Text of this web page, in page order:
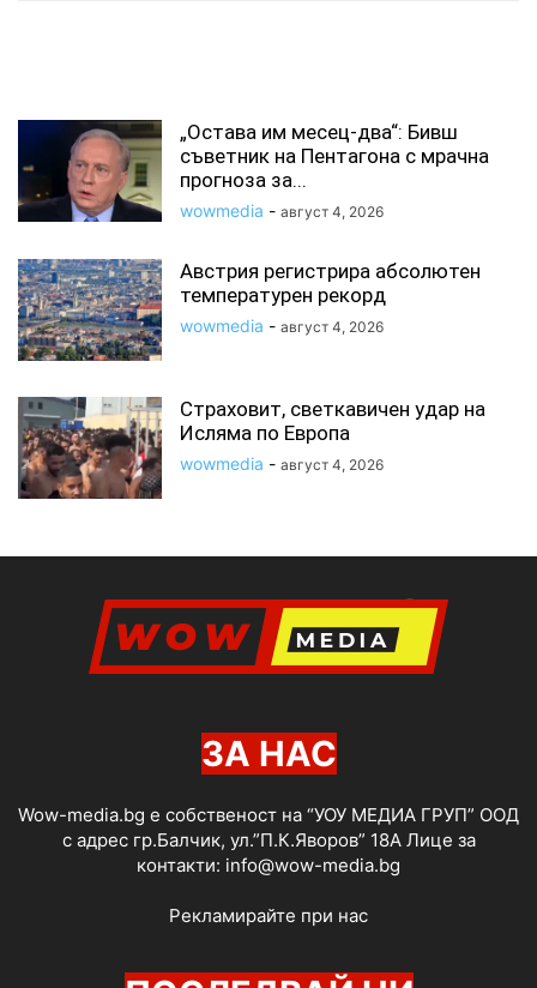
„Остава им месец-два“: Бивш
съветник на Пентагона с мрачна
прогноза за...
wowmedia - август 4, 2026
Австрия регистрира абсолютен
температурен рекорд
wowmedia - август 4, 2026
Страховит, светкавичен удар на
Исляма по Европа
wowmedia - август 4, 2026
ЗА НАС
Wow-media.bg е собственост на “УОУ МЕДИА ГРУП” ООД
с адрес гр.Балчик, ул.”П.К.Яворов” 18А Лице за
контакти: info@wow-media.bg
Рекламирайте при нас